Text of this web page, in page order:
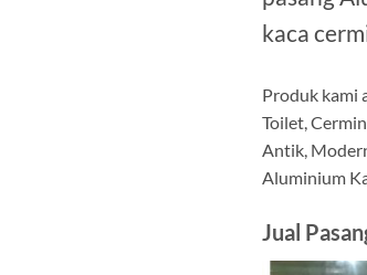
kaca
Produk kami
Toilet,
Antik,
Aluminium
Jual